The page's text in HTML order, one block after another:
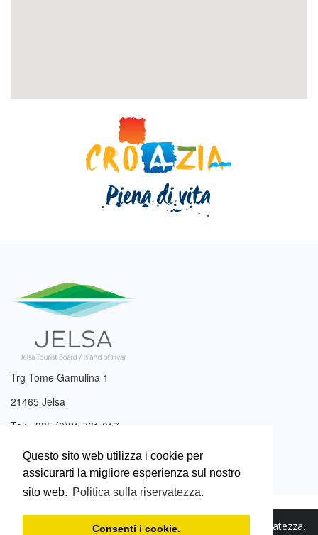
Questo sito web utilizza i cookie per
assicurarti la migliore esperienza sul nostro
sito web. Politica sulla riservatezza.
Consenti i cookie.
Trg Tome Gamulina 1
21465 Jelsa
Tel: +385 (0)21 761 017
Email:info@tzjelsa.hr
2003. – 2026. © Ente turistico di Jelsa. Politica sulla riservatezza.